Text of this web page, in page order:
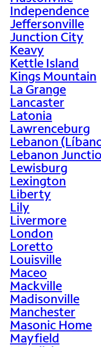
Independence
Jeffersonville
Junction City
Keavy
Kettle Island
Kings Mountain
La Grange
Lancaster
Latonia
Lawrenceburg
Lebanon
Lebanon
Lewisburg
Lexington
Liberty
Lily
Livermore
London
Loretto
Louisville
Maceo
Mackville
Madisonville
Manchester
Masonic Home
Mayfield